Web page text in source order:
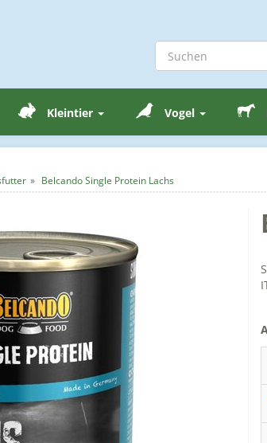
Kleintier Vogel
Belcando Single Protein Lachs